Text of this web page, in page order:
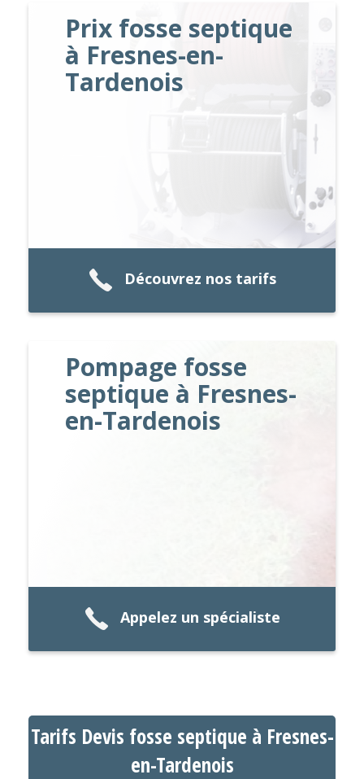
Prix fosse septique
à Fresnes-en-
Tardenois
Découvrez nos tarifs
Pompage fosse
septique à Fresnes-
en-Tardenois
Appelez un spécialiste
Tarifs Devis fosse septique à Fresnes-
en-Tardenois